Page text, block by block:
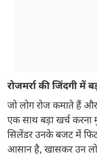
रोजमर्रा की जिंदगी में
जो लोग रोज कमाते हैं
एक साथ बड़ा खर्च करना
सिलेंडर उनके बजट में
आसान है, खासकर उन